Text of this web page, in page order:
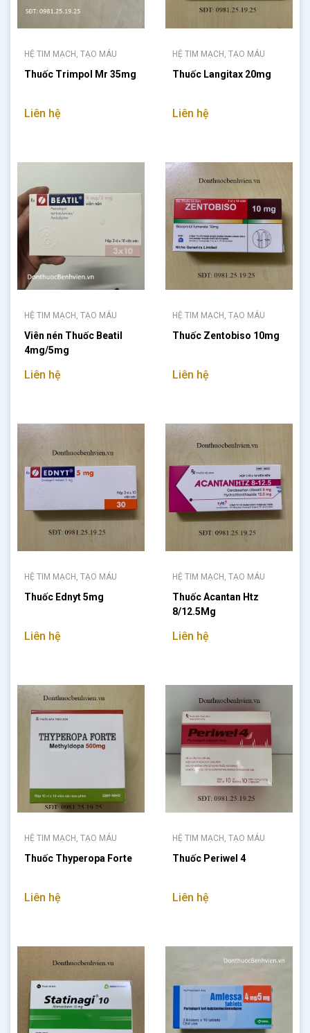
HỆ TIM MẠCH, TẠO MÁU
Thuốc Trimpol Mr 35mg
Liên hệ
HỆ TIM MẠCH, TẠO MÁU
Thuốc Langitax 20mg
Liên hệ
HỆ TIM MẠCH, TẠO MÁU
Viên nén Thuốc Beatil
4mg/5mg
Liên hệ
HỆ TIM MẠCH, TẠO MÁU
Thuốc Zentobiso 10mg
Liên hệ
HỆ TIM MẠCH, TẠO MÁU
Thuốc Ednyt 5mg
Liên hệ
HỆ TIM MẠCH, TẠO MÁU
Thuốc Acantan Htz
8/12.5Mg
Liên hệ
HỆ TIM MẠCH, TẠO MÁU
Thuốc Thyperopa Forte
Liên hệ
HỆ TIM MẠCH, TẠO MÁU
Thuốc Periwel 4
Liên hệ